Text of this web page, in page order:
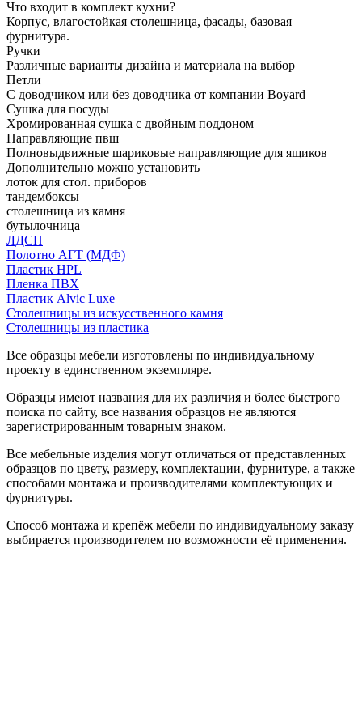
Что входит в комплект кухни?
Корпус, влагостойкая столешница, фасады, базовая
фурнитура.
Ручки
Различные варианты дизайна и материала на выбор
Петли
С доводчиком или без доводчика от компании Boyard
Сушка для посуды
Хромированная сушка с двойным поддоном
Направляющие пвш
Полновыдвижные шариковые направляющие для ящиков
Дополнительно можно установить
лоток для стол. приборов
тандембоксы
столешница из камня
бутылочница
ЛДСП
Полотно АГТ (МДФ)
Пластик HPL
Пленка ПВХ
Пластик Alvic Luxe
Столешницы из искусственного камня
Столешницы из пластика
Все образцы мебели изготовлены по индивидуальному
проекту в единственном экземпляре.
Образцы имеют названия для их различия и более быстрого
поиска по сайту, все названия образцов не являются
зарегистрированным товарным знаком.
Все мебельные изделия могут отличаться от представленных
образцов по цвету, размеру, комплектации, фурнитуре, а также
способами монтажа и производителями комплектующих и
фурнитуры.
Способ монтажа и крепёж мебели по индивидуальному заказу
выбирается производителем по возможности её применения.